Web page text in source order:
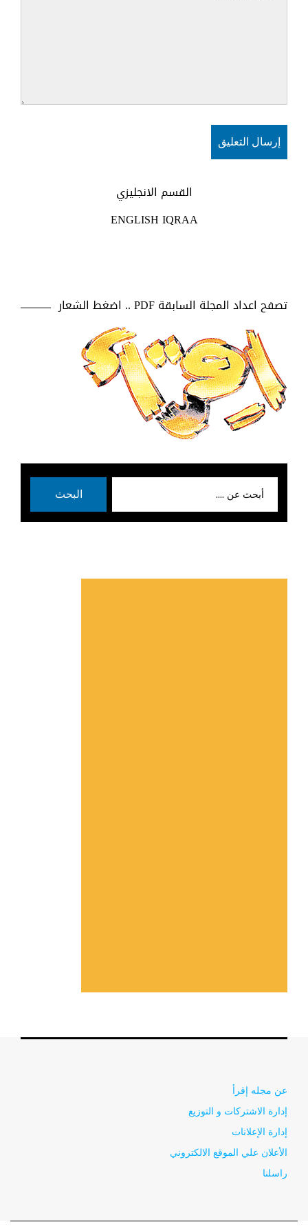
القسم الانجليزي
ENGLISH IQRAA
تصفح اعداد المجلة السابقة PDF .. اضغط الشعار
البحث
عن مجله إقرأ
إدارة الاشتركات و التوزيع
إدارة الإعلانات
الأعلان علي الموقع الالكتروني
راسلنا